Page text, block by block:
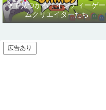
Xで見つかる！インディーゲー
ムクリエイターたち
広告あり